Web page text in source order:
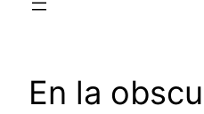
En la